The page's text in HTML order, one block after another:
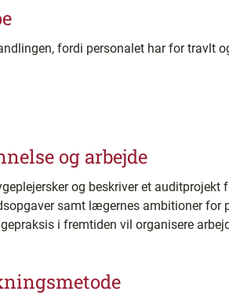
fordi personalet har for travlt
og arbejde
og beskriver et
samt lægernes ambitioner for
i fremtiden vil organisere